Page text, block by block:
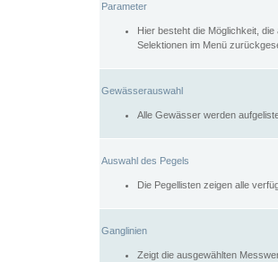
Parameter
Hier besteht die Möglichkeit,
Selektionen im Menü
Gewässerauswahl
Alle Gewässer werden
Auswahl des Pegels
Die Pegellisten zeigen alle
Ganglinien
Zeigt die ausgewählten